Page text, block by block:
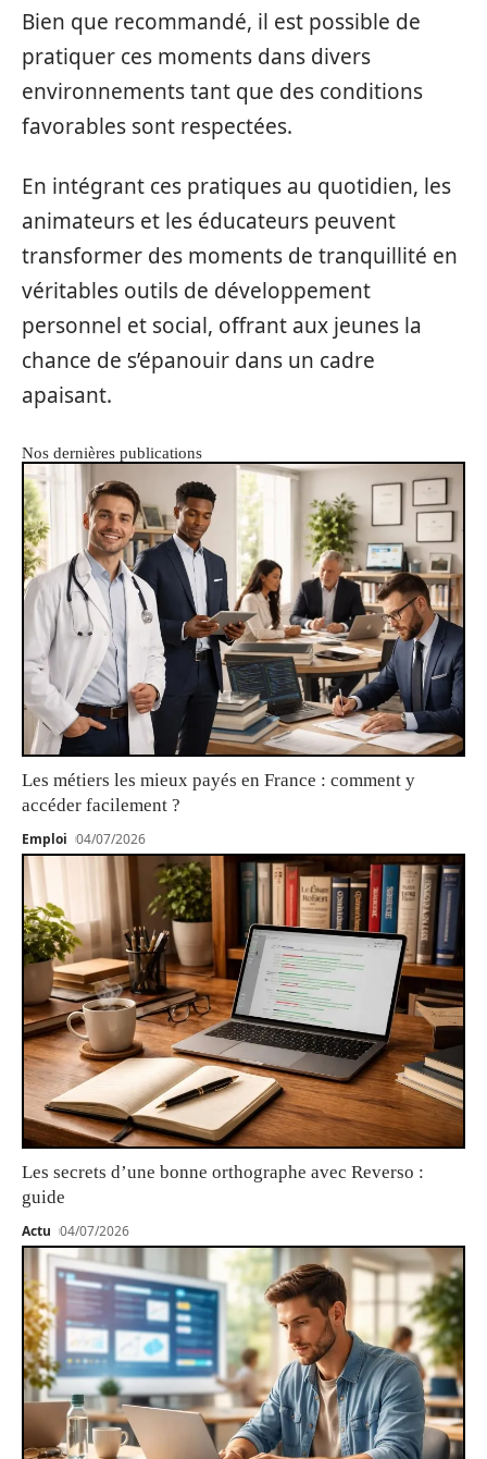
Bien que recommandé, il est possible de
pratiquer ces moments dans divers
environnements tant que des conditions
favorables sont respectées.
En intégrant ces pratiques au quotidien, les
animateurs et les éducateurs peuvent
transformer des moments de tranquillité en
véritables outils de développement
personnel et social, offrant aux jeunes la
chance de s’épanouir dans un cadre
apaisant.
Nos dernières publications
Les métiers les mieux payés en France : comment y
accéder facilement ?
Emploi 04/07/2026
Les secrets d’une bonne orthographe avec Reverso :
guide
Actu 04/07/2026